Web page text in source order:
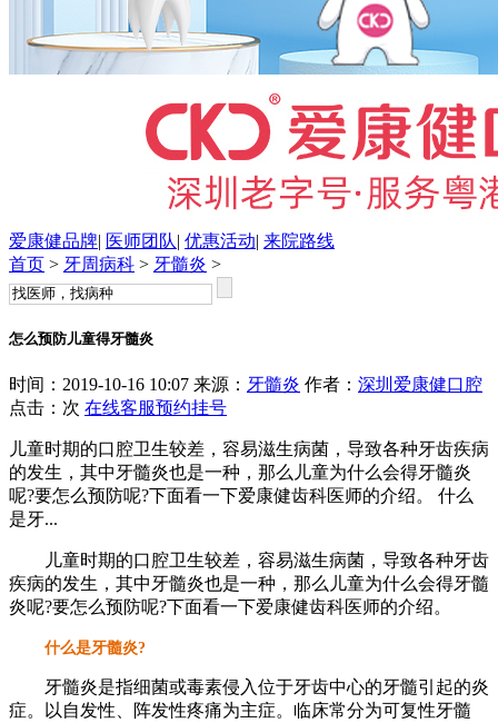
爱康健品牌| 医师团队| 优惠活动| 来院路线
首页 > 牙周病科 > 牙髓炎 >
怎么预防儿童得牙髓炎
时间：2019-10-16 10:07 来源： 牙髓炎 作者： 深圳爱康健口腔
点击： 次 在线客服预约挂号
儿童时期的口腔卫生较差，容易滋生病菌，导致各种牙齿疾病
的发生，其中牙髓炎也是一种，那么儿童为什么会得牙髓炎
呢?要怎么预防呢?下面看一下爱康健齿科医师的介绍。 什么
是牙...
儿童时期的口腔卫生较差，容易滋生病菌，导致各种牙齿
疾病的发生，其中牙髓炎也是一种，那么儿童为什么会得牙髓
炎呢?要怎么预防呢?下面看一下爱康健齿科医师的介绍。
什么是牙髓炎?
牙髓炎是指细菌或毒素侵入位于牙齿中心的牙髓引起的炎
症。以自发性、阵发性疼痛为主症。临床常分为可复性牙髓